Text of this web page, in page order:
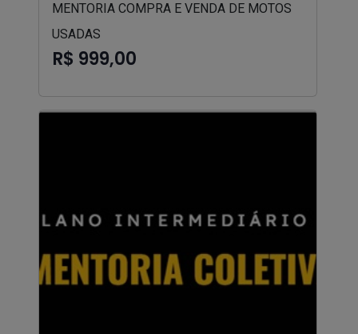
MENTORIA COMPRA E VENDA DE MOTOS
USADAS
R$ 999,00